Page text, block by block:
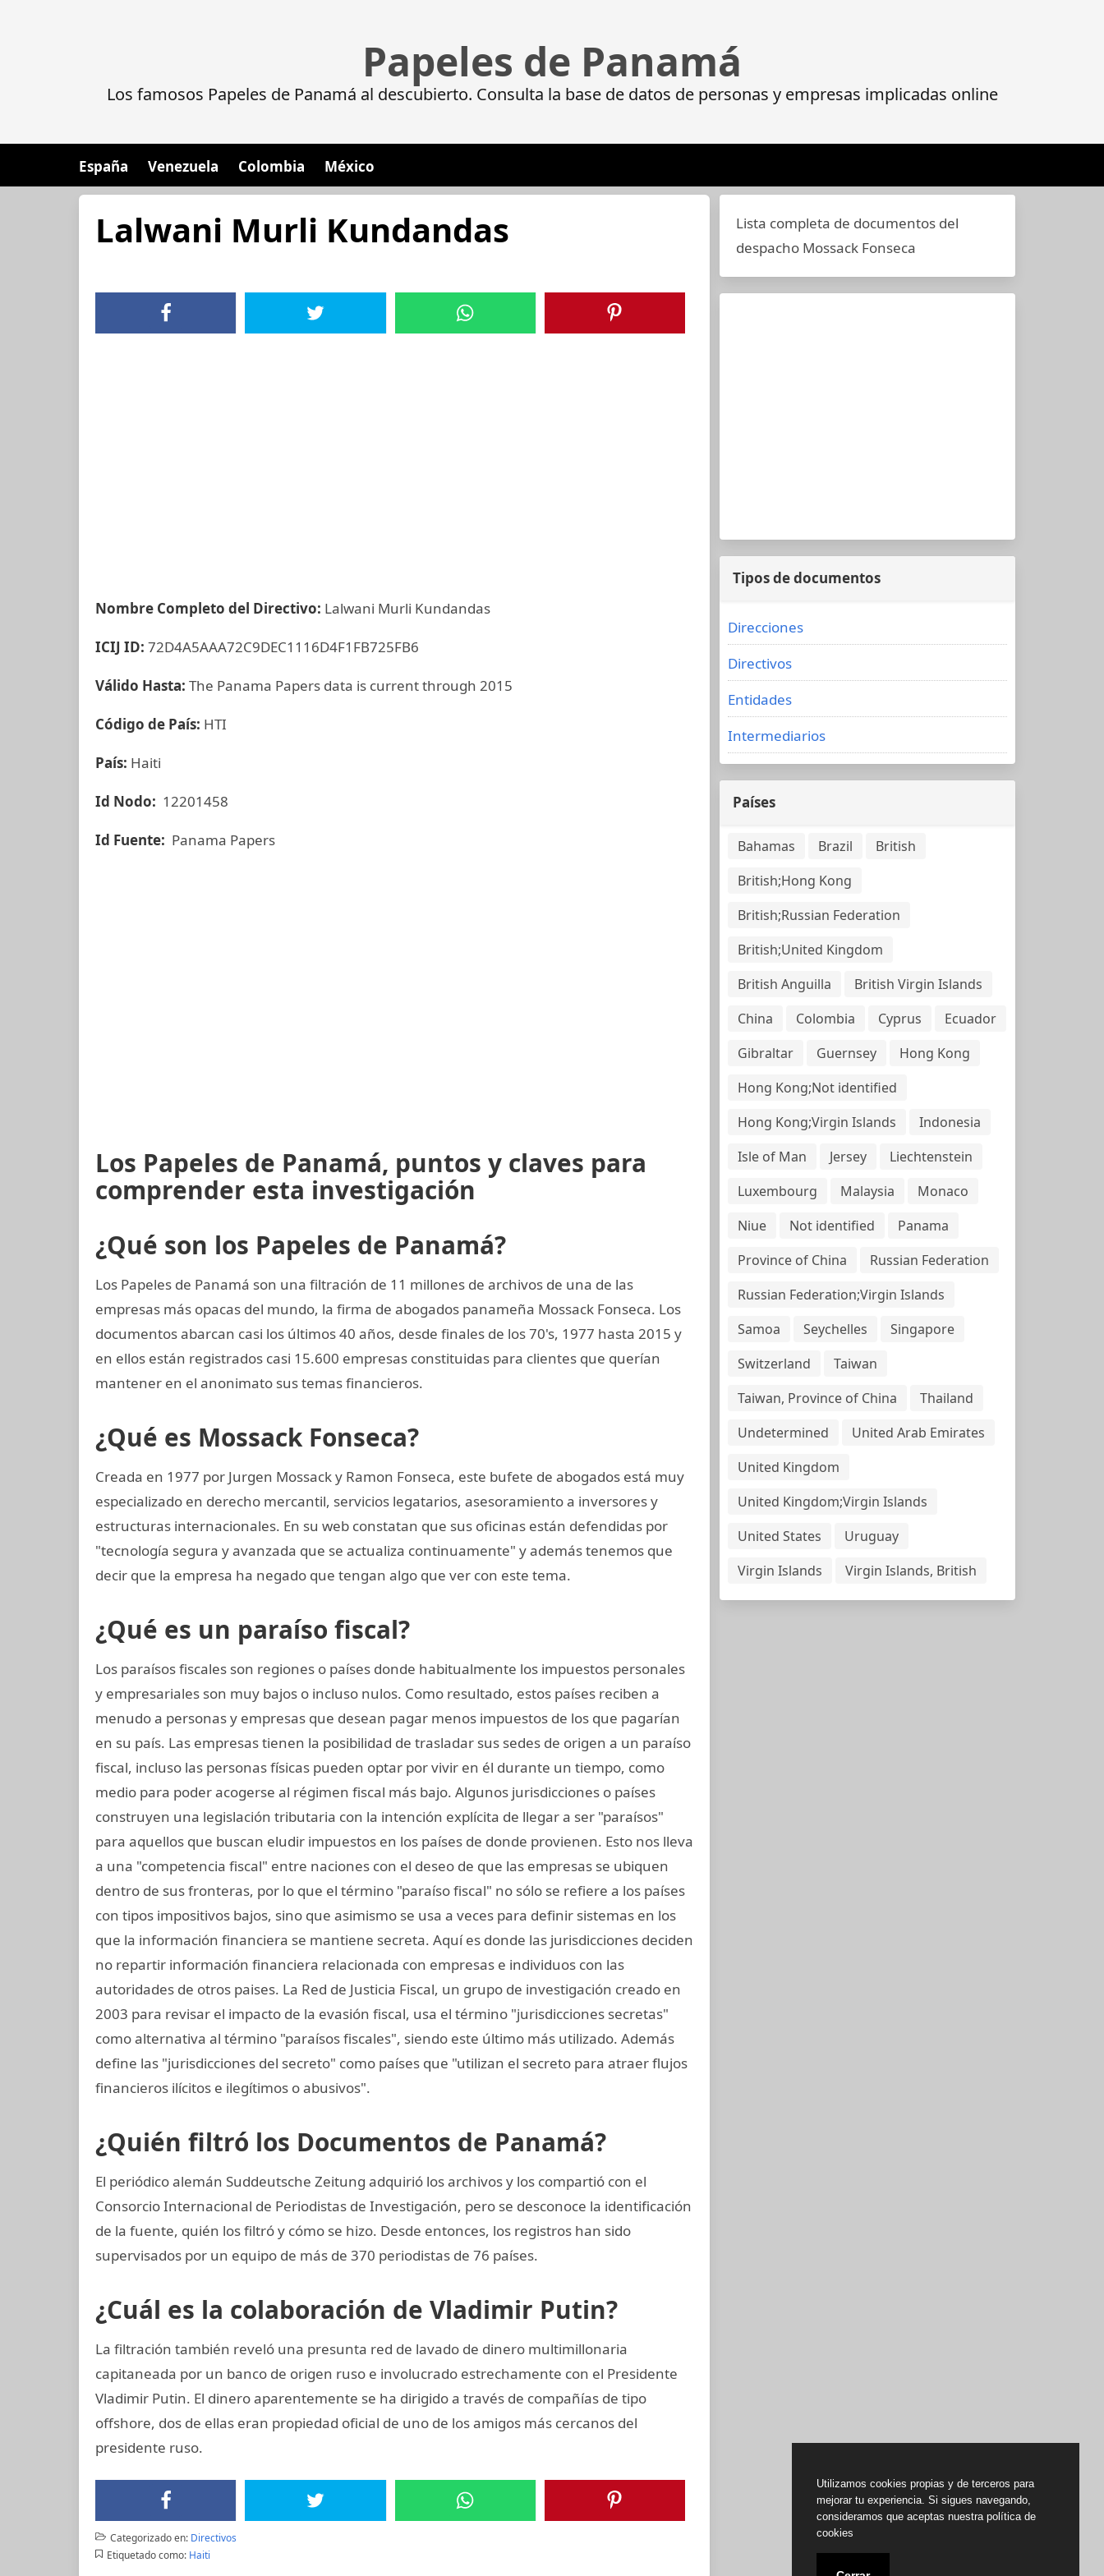
Papeles de Panamá
Los famosos Papeles de Panamá al descubierto. Consulta la base de datos de personas y empresas implicadas online
España Venezuela Colombia México
Lalwani Murli Kundandas
Nombre Completo del Directivo: Lalwani Murli Kundandas
ICIJ ID: 72D4A5AAA72C9DEC1116D4F1FB725FB6
Válido Hasta: The Panama Papers data is current through 2015
Código de País: HTI
País: Haiti
Id Nodo: 12201458
Id Fuente: Panama Papers
Los Papeles de Panamá, puntos y claves para
comprender esta investigación
¿Qué son los Papeles de Panamá?
Los Papeles de Panamá son una filtración de 11 millones de archivos de una de las
empresas más opacas del mundo, la firma de abogados panameña Mossack Fonseca. Los
documentos abarcan casi los últimos 40 años, desde finales de los 70's, 1977 hasta 2015 y
en ellos están registrados casi 15.600 empresas constituidas para clientes que querían
mantener en el anonimato sus temas financieros.
¿Qué es Mossack Fonseca?
Creada en 1977 por Jurgen Mossack y Ramon Fonseca, este bufete de abogados está muy
especializado en derecho mercantil, servicios legatarios, asesoramiento a inversores y
estructuras internacionales. En su web constatan que sus oficinas están defendidas por
"tecnología segura y avanzada que se actualiza continuamente" y además tenemos que
decir que la empresa ha negado que tengan algo que ver con este tema.
¿Qué es un paraíso fiscal?
Los paraísos fiscales son regiones o países donde habitualmente los impuestos personales
y empresariales son muy bajos o incluso nulos. Como resultado, estos países reciben a
menudo a personas y empresas que desean pagar menos impuestos de los que pagarían
en su país. Las empresas tienen la posibilidad de trasladar sus sedes de origen a un paraíso
fiscal, incluso las personas físicas pueden optar por vivir en él durante un tiempo, como
medio para poder acogerse al régimen fiscal más bajo. Algunos jurisdicciones o países
construyen una legislación tributaria con la intención explícita de llegar a ser "paraísos"
para aquellos que buscan eludir impuestos en los países de donde provienen. Esto nos lleva
a una "competencia fiscal" entre naciones con el deseo de que las empresas se ubiquen
dentro de sus fronteras, por lo que el término "paraíso fiscal" no sólo se refiere a los países
con tipos impositivos bajos, sino que asimismo se usa a veces para definir sistemas en los
que la información financiera se mantiene secreta. Aquí es donde las jurisdicciones deciden
no repartir información financiera relacionada con empresas e individuos con las
autoridades de otros paises. La Red de Justicia Fiscal, un grupo de investigación creado en
2003 para revisar el impacto de la evasión fiscal, usa el término "jurisdicciones secretas"
como alternativa al término "paraísos fiscales", siendo este último más utilizado. Además
define las "jurisdicciones del secreto" como países que "utilizan el secreto para atraer flujos
financieros ilícitos e ilegítimos o abusivos".
¿Quién filtró los Documentos de Panamá?
El periódico alemán Suddeutsche Zeitung adquirió los archivos y los compartió con el
Consorcio Internacional de Periodistas de Investigación, pero se desconoce la identificación
de la fuente, quién los filtró y cómo se hizo. Desde entonces, los registros han sido
supervisados por un equipo de más de 370 periodistas de 76 países.
¿Cuál es la colaboración de Vladimir Putin?
La filtración también reveló una presunta red de lavado de dinero multimillonaria
capitaneada por un banco de origen ruso e involucrado estrechamente con el Presidente
Vladimir Putin. El dinero aparentemente se ha dirigido a través de compañías de tipo
offshore, dos de ellas eran propiedad oficial de uno de los amigos más cercanos del
presidente ruso.
Categorizado en: Directivos
Etiquetado como: Haiti
Lista completa de documentos del
despacho Mossack Fonseca
Tipos de documentos
Direcciones
Directivos
Entidades
Intermediarios
Países
Bahamas Brazil
British
British;Hong Kong
British;Russian Federation
British;United Kingdom
British Anguilla
British Virgin Islands
China
Colombia Cyprus
Ecuador
Gibraltar
Guernsey
Hong Kong
Hong Kong;Not identified
Hong Kong;Virgin Islands
Indonesia
Isle of Man
Jersey
Liechtenstein
Luxembourg
Malaysia
Monaco
Niue
Not identified
Panama
Province of China
Russian Federation
Russian Federation;Virgin Islands
Samoa
Seychelles
Singapore
Switzerland
Taiwan
Taiwan, Province of China
Thailand
Undetermined
United Arab Emirates
United Kingdom
United Kingdom;Virgin Islands
United States
Uruguay
Virgin Islands
Virgin Islands, British
Utilizamos cookies propias y de terceros para
mejorar tu experiencia. Si sigues navegando,
consideramos que aceptas nuestra política de
cookies